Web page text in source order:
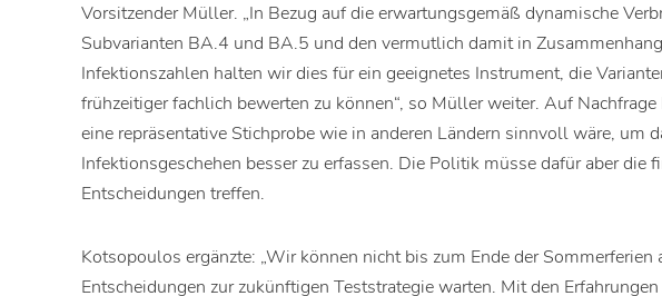
Vorsitzender Müller. „In Bezug auf die erwartungsgemäß dynamische
Subvarianten BA.4 und BA.5 und den vermutlich damit in
Infektionszahlen halten wir dies für ein geeignetes Instrument, die
frühzeitiger fachlich bewerten zu können“, so Müller weiter. Auf
eine repräsentative Stichprobe wie in anderen Ländern sinnvoll wäre, um
Infektionsgeschehen besser zu erfassen. Die Politik müsse dafür aber die
Entscheidungen treffen.
Kotsopoulos ergänzte: „Wir können nicht bis zum Ende der Sommerferien
Entscheidungen zur zukünftigen Teststrategie warten. Mit den